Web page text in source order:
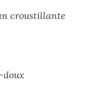
croustillante
doux